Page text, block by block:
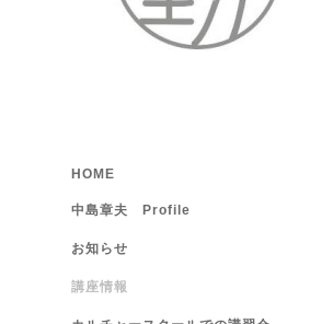
HOME
中島章夫 Profile
お知らせ
講座情報